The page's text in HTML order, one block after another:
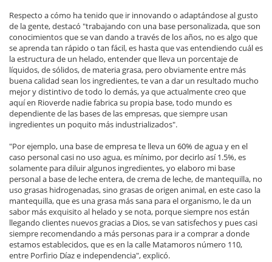
Respecto a cómo ha tenido que ir innovando o adaptándose al gusto
de la gente, destacó "trabajando con una base personalizada, que son
conocimientos que se van dando a través de los años, no es algo que
se aprenda tan rápido o tan fácil, es hasta que vas entendiendo cuál es
la estructura de un helado, entender que lleva un porcentaje de
líquidos, de sólidos, de materia grasa, pero obviamente entre más
buena calidad sean los ingredientes, te van a dar un resultado mucho
mejor y distintivo de todo lo demás, ya que actualmente creo que
aquí en Rioverde nadie fabrica su propia base, todo mundo es
dependiente de las bases de las empresas, que siempre usan
ingredientes un poquito más industrializados".
"Por ejemplo, una base de empresa te lleva un 60% de agua y en el
caso personal casi no uso agua, es mínimo, por decirlo así 1.5%, es
solamente para diluir algunos ingredientes, yo elaboro mi base
personal a base de leche entera, de crema de leche, de mantequilla, no
uso grasas hidrogenadas, sino grasas de origen animal, en este caso la
mantequilla, que es una grasa más sana para el organismo, le da un
sabor más exquisito al helado y se nota, porque siempre nos están
llegando clientes nuevos gracias a Dios, se van satisfechos y pues casi
siempre recomendando a más personas para ir a comprar a donde
estamos establecidos, que es en la calle Matamoros número 110,
entre Porfirio Díaz e independencia", explicó.